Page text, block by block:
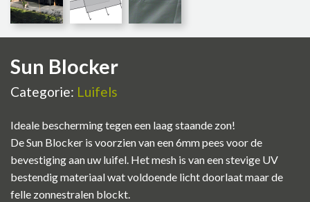
Sun Blocker
Categorie: Luifels
Ideale bescherming tegen een laag staande zon!
De Sun Blocker is voorzien van een 6mm pees voor de
bevestiging aan uw luifel. Het mesh is van een stevige UV
bestendig materiaal wat voldoende licht doorlaat maar de
felle zonnestralen blockt.